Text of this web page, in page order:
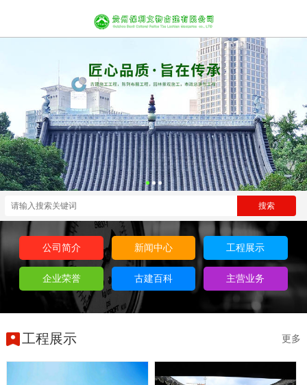
公司简介 新闻中心 工程展示
企业荣誉 古建百科 主营业务
工程展示 更多